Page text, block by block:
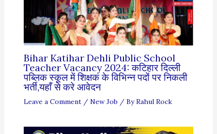
Bihar Katihar Dehli Public School
Teacher Vacancy 2024: कटिहार दिल्ली
पब्लिक स्कूल में शिक्षक के विभिन्न पदों पर निकली
भर्ती,यहाँ से करे आवेदन
Leave a Comment / New Job / ByRahul Rock